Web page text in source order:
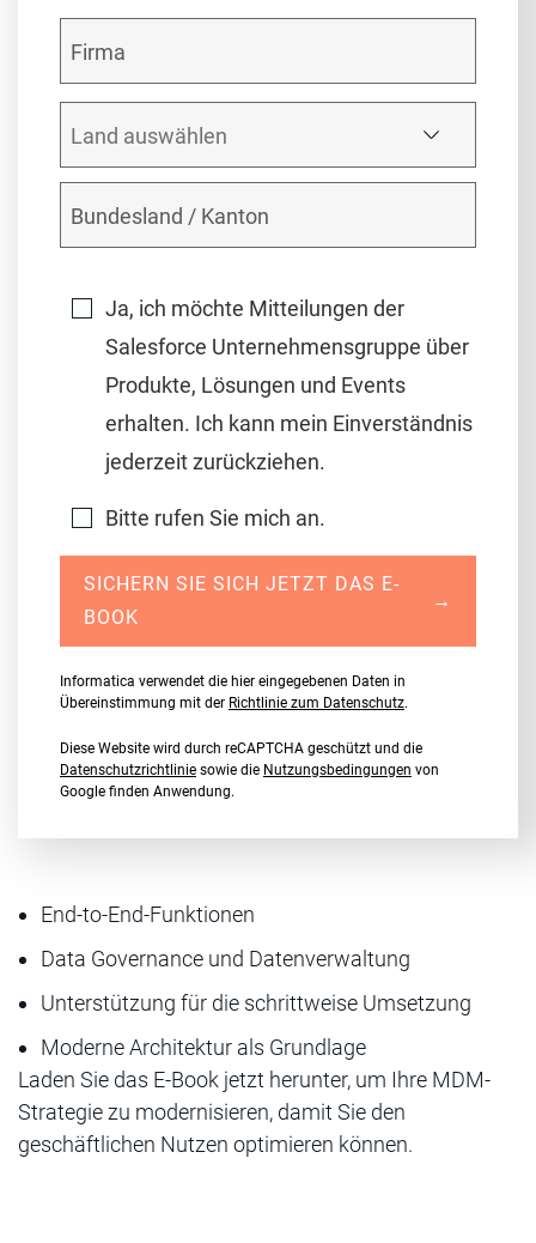
Ja, ich möchte Mitteilungen der
Salesforce Unternehmensgruppe über
Produkte, Lösungen und Events
erhalten. Ich kann mein Einverständnis
jederzeit zurückziehen.
Bitte rufen Sie mich an.
SICHERN SIE SICH JETZT DAS E-
BOOK
→
Informatica verwendet die hier eingegebenen Daten in
Übereinstimmung mit der Richtlinie zum Datenschutz.
Diese Website wird durch reCAPTCHA geschützt und die
Datenschutzrichtlinie sowie die Nutzungsbedingungen von
Google finden Anwendung.
End-to-End-Funktionen
Data Governance und Datenverwaltung
Unterstützung für die schrittweise Umsetzung
Moderne Architektur als Grundlage
Laden Sie das E-Book jetzt herunter, um Ihre MDM-
Strategie zu modernisieren, damit Sie den
geschäftlichen Nutzen optimieren können.